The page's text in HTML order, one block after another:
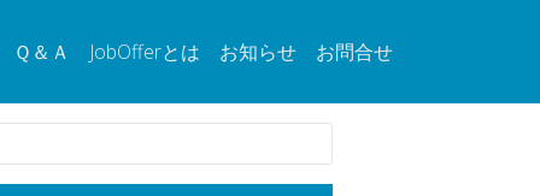
Ｑ＆Ａ JobOfferとは お知らせ お問合せ